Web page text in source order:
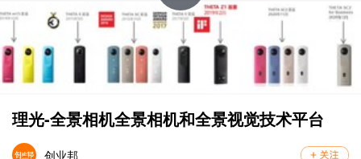
Play
Video
理光-全景相机全景相机和全景视觉技术平台
创业邦